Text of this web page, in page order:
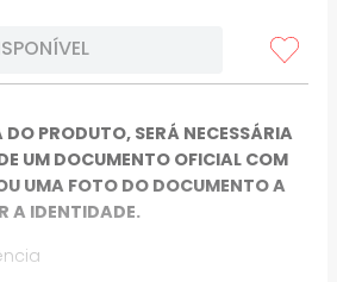
PRODUTO, SERÁ NECESSÁRIA
UM DOCUMENTO OFICIAL COM
UMA FOTO DO DOCUMENTO A
A IDENTIDADE.